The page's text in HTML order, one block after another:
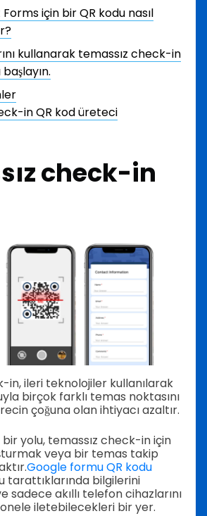
için bir QR kodu nasıl
kullanarak temassız check-in
in QR kod üreteci
check-in
in, ileri teknolojiler kullanılarak
birçok farklı temas noktasını
çoğuna olan ihtiyacı azaltır.
bir yolu, temassız check-in için
veya bir temas takip
Google formu QR kodu
tarattıklarında bilgilerini
sadece akıllı telefon cihazlarını
iletebilecekleri bir yer.